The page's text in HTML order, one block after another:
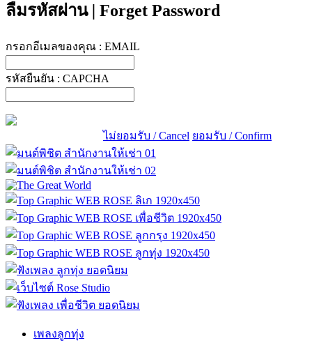
ลืมรหัสผ่าน | Forget Password
กรอกอีเมลของคุณ : EMAIL
รหัสยืนยัน : CAPCHA
ไม่ยอมรับ / Cancel ยอมรับ / Confirm
เพลงลูกทุ่ง